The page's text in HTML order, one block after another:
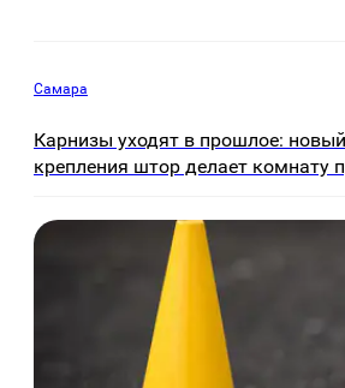
Самара
Карнизы уходят в прошлое:
крепления штор делает комнату